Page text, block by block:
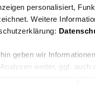
personalisiert,
Weitere
geben wir
weiter, ggf.